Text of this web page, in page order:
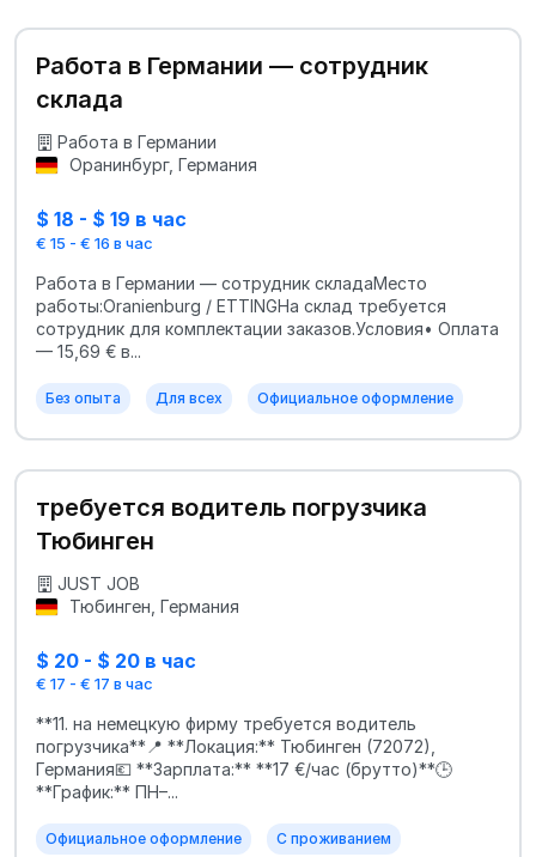
Работа в Германии — сотрудник
склада
Работа в Германии
Оранинбург, Германия
$ 18 - $ 19 в час
€ 15 - € 16 в час
Работа в Германии — сотрудник складаМесто
работы:Oranienburg / ETTINGНа склад требуется
сотрудник для комплектации заказов.Условия• Оплата
— 15,69 € в...
Без опыта Для всех Официальное оформление
требуется водитель погрузчика
Тюбинген
JUST JOB
Тюбинген, Германия
$ 20 - $ 20 в час
€ 17 - € 17 в час
**11. на немецкую фирму требуется водитель
погрузчика**📍 **Локация:** Тюбинген (72072),
Германия💶 **Зарплата:** **17 €/час (брутто)**🕒
**График:** ПН–...
Официальное оформление С проживанием